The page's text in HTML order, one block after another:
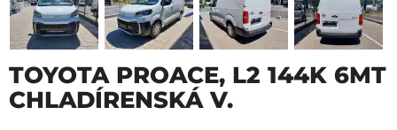
TOYOTA PROACE, L2 144K 6MT
CHLADÍRENSKÁ V.